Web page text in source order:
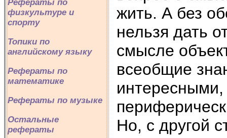
Рефераты по
физкультуре и
спорту
Топики по
английскому языку
Рефераты по
математике
Рефераты по музыке
Остальные
рефераты
жить. А без
нельзя дать
смысле
всеобщие
Но, с другой